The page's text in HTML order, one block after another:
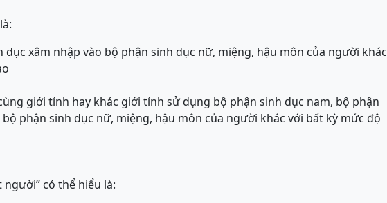
dục xâm nhập vào bộ phận sinh dục nữ, miệng, hậu môn của người khác
giới tính hay khác giới tính sử dụng bộ phận sinh dục nam, bộ phận
phận sinh dục nữ, miệng, hậu môn của người khác với bất kỳ mức độ
có thể hiểu là: